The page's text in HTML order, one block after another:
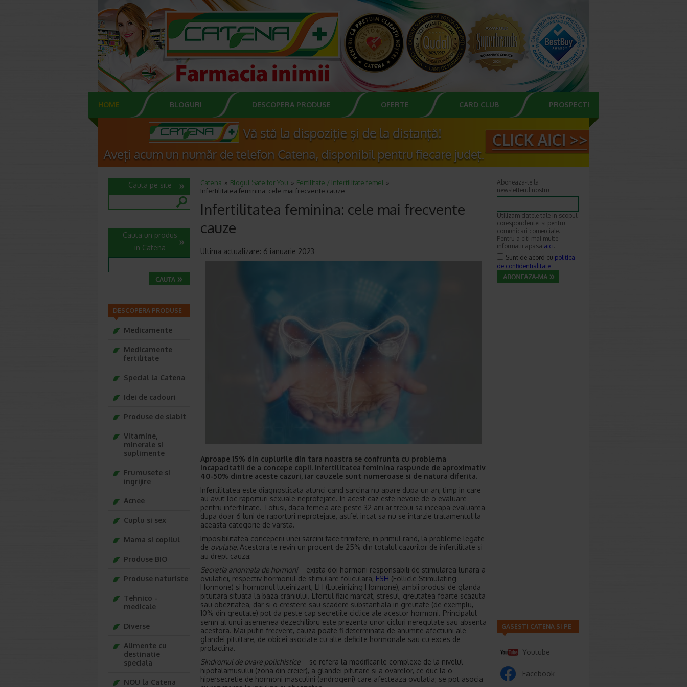
HOME BLOGURI DESCOPERA PRODUSE OFERTE CARD CLUB PROSPECTE
Catena Blogul Safe for You
Fertilitate / Infertilitate femei
Infertilitatea feminina: cele mai frecvente cauze
Infertilitatea feminina: cele mai frecvente
cauze
Ultima actualizare: 6 ianuarie 2023
Aproape 15% din cuplurile din tara noastra se confrunta cu problema
incapacitatii de a concepe copii. Infertilitatea feminina raspunde de aproximativ
40-50% dintre aceste cazuri, iar cauzele sunt numeroase si de natura diferita.
Infertilitatea este diagnosticata atunci cand sarcina nu apare dupa un an, timp in care
au avut loc raporturi sexuale neprotejate. In acest caz este nevoie de o evaluare
pentru infertilitate. Totusi, daca femeia are peste 32 ani ar trebui sa inceapa evaluarea
dupa doar 6 luni de raporturi neprotejate, astfel incat sa nu se intarzie tratamentul la
aceasta categorie de varsta.
Imposibilitatea conceperii unei sarcini face trimitere, in primul rand, la probleme legate
de ovulatie. Acestora le revin un procent de 25% din totalul cazurilor de infertilitate si
au drept cauza:
Secretia anormala de hormoni– exista doi hormoni responsabili de stimularea lunara a
ovulatiei, respectiv hormonul de stimulare foliculara, FSH (Follicle Stimulating
Hormone) si hormonul luteinizant, LH (Luteinizing Hormone), ambii produsi de glanda
pituitara situata la baza craniului. Efortul fizic marcat, stresul, greutatea foarte scazuta
sau obezitatea, dar si o crestere sau scadere substantiala in greutate (de exemplu,
10% din greutate) pot da peste cap secretiile ciclice ale acestor hormoni. Principalul
semn al unui asemenea dezechilibru este prezenta unor cicluri neregulate sau absenta
acestora. Mai putin frecvent, cauza poate fi determinata de anumite afectiuni ale
glandei pituitare, de obicei asociate cu alte deficite hormonale sau cu exces de
prolactina.
Sindromul de ovare polichistice – se refera la modificarile complexe de la nivelul
hipotalamusului (zona din creier), a glandei pitutare si a ovarelor, ce duc la o
hipersecretie de hormoni masculini (androgeni) care afecteaza ovulatia; se pot asocia
Cauta pe site
Cauta un produs
in Catena
DESCOPERA PRODUSE
Medicamente
Medicamente
fertilitate
Special la Catena
Idei de cadouri
Produse de slabit
Vitamine,
minerale si
suplimente
Frumusete si
ingrijire
Acnee
Cuplu si sex
Mama si copilul
Produse BIO
Produse naturiste
Tehnico -
medicale
Diverse
Alimente cu
destinatie
speciala
NOU la Catena
Aboneaza-te la
newsletterul nostru
Utilizam datele tale in scopul
corespondentei si pentru
comunicari comerciale.
Pentru a citi mai multe
informatii apasa aici.
Sunt de acord cu politica
de confidentialitate
GASESTI CATENA SI PE
Youtube
Facebook